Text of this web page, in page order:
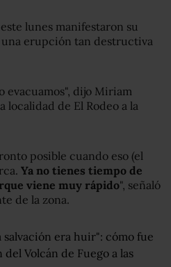
lunes manifestaron su
erupción tan destructiva
evacuamos", dijo Miriam
localidad de El Rodeo a la
posible cuando eso (el
Ya no tienes tiempo de
viene muy rápido", señaló
de la zona.
salvación era huir": cómo fue
Volcán de Fuego a las